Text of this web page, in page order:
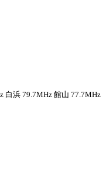
白浜 79.7MHz 館山 77.7MHz